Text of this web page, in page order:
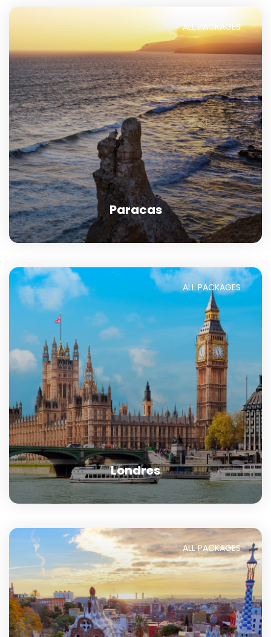
ALL PACKAGES
Paracas
ALL PACKAGES
Londres
ALL PACKAGES